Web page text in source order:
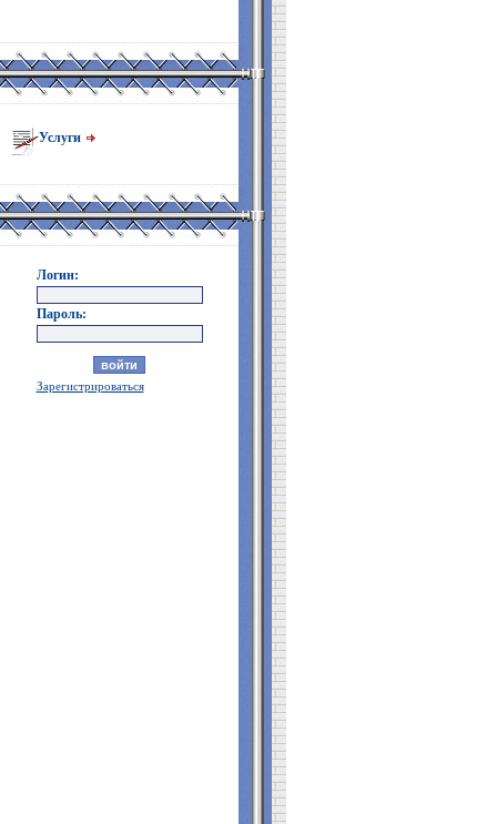
Услуги
Логин:
Пароль:
Зарегистрироваться